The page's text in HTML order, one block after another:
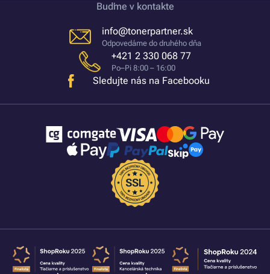
Buďme v kontakte
info@tonerpartner.sk
Odpovedáme do druhého dňa
+421 2 330 068 77
Po–Pi 8:00 – 16:00
Sledujte nás na Facebooku